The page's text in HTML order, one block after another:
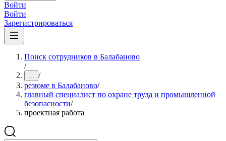
Войти
Войти
Зарегистрироваться
Поиск сотрудников в Балабаново
/
... /
резюме в Балабаново/
главный специалист по охране труда и промышленной
безопасности/
проектная работа